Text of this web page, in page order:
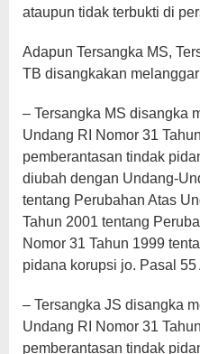
ataupun tidak terbukti di
Adapun Tersangka MS,
TB disangkakan
– Tersangka MS disangka
Undang RI Nomor 31
pemberantasan tindak
diubah dengan Undang-
tentang Perubahan Atas
Tahun 2001 tentang
Nomor 31 Tahun 1999
pidana korupsi jo. Pasal
– Tersangka JS disangka
Undang RI Nomor 31
pemberantasan tindak